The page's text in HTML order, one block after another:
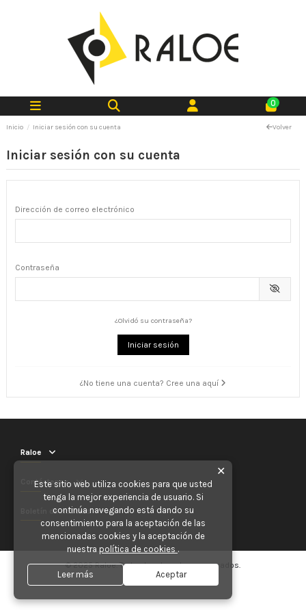
0
Inicio Iniciar sesión con su cuenta Volver
Iniciar sesión con su cuenta
Dirección de correo electrónico
Contraseña
¿Olvidó su contraseña?
Iniciar sesión
¿No tiene una cuenta? Cree una aquí
Raloe
Contáctenos
Boletín de noticias
© 2025 Raloe. Todos los derechos reservados.
✕
Este sitio web utiliza cookies para que usted
tenga la mejor experiencia de usuario. Si
continúa navegando está dando su
consentimiento para la aceptación de las
mencionadas cookies y la aceptación de
nuestra política de cookies .
Leer más Aceptar